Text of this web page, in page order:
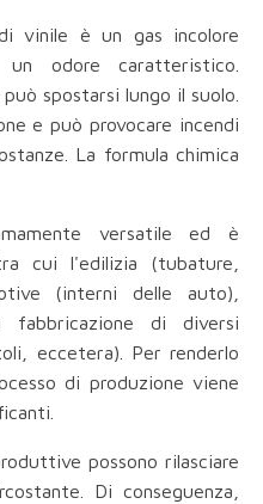
vinile è un gas incolore
odore caratteristico.
spostarsi lungo il suolo.
e può provocare incendi
La formula chimica
versatile ed è
cui l'edilizia (tubature,
(interni delle auto),
di diversi
eccetera). Per renderlo
di produzione viene
possono rilasciare
Di conseguenza,